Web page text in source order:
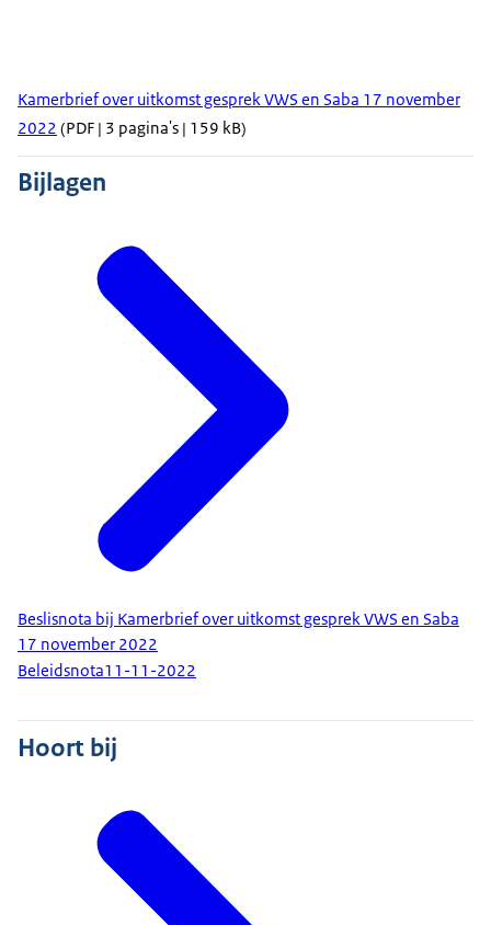
Kamerbrief over uitkomst gesprek VWS en Saba 17 november
2022 (PDF | 3 pagina's | 159 kB)
Bijlagen
Beslisnota bij Kamerbrief over uitkomst gesprek VWS en Saba
17 november 2022
Beleidsnota11-11-2022
Hoort bij